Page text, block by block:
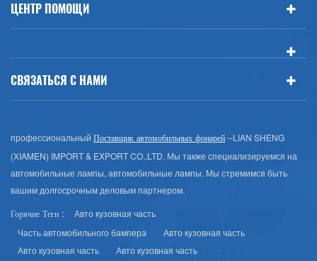
ЦЕНТР ПОМОЩИ
СВЯЗАТЬСЯ С НАМИ
профессиональный Поставщик автомобильных фонарей--LIAN SHENG
(XIAMEN) IMPORT & EXPORT CO.,LTD. Мы также специализируемся на
автомобильные лампы, автомобильные лампы. Мы стремимся быть
вашим долгосрочным деловым партнером.
Горячие Теги :
Авто кузовная часть
Часть автомобильного бампера
Авто кузовная часть
Авто кузовная часть
Авто кузовная часть